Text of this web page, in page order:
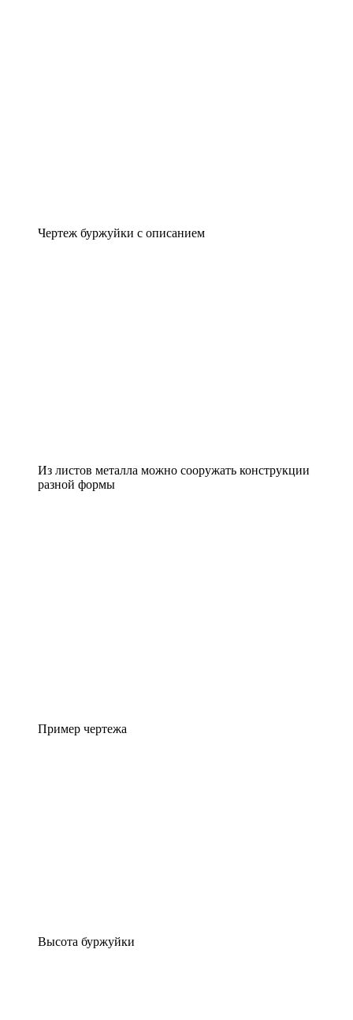
Чертеж буржуйки с описанием
Из листов металла можно сооружать конструкции
разной формы
Пример чертежа
Высота буржуйки